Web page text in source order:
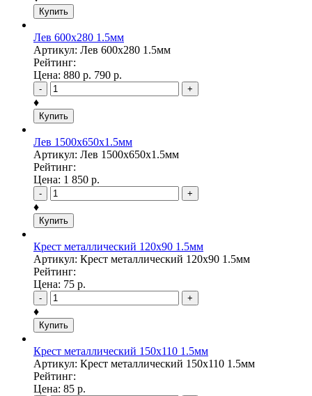
Купить
Лев 600х280 1.5мм
Артикул: Лев 600х280 1.5мм
Рейтинг:
Цена: 880 р. 790 р.
- +
♦
Купить
Лев 1500х650х1.5мм
Артикул: Лев 1500х650х1.5мм
Рейтинг:
Цена: 1 850 р.
- +
♦
Купить
Крест металлический 120х90 1.5мм
Артикул: Крест металлический 120х90 1.5мм
Рейтинг:
Цена: 75 р.
- +
♦
Купить
Крест металлический 150х110 1.5мм
Артикул: Крест металлический 150х110 1.5мм
Рейтинг:
Цена: 85 р.